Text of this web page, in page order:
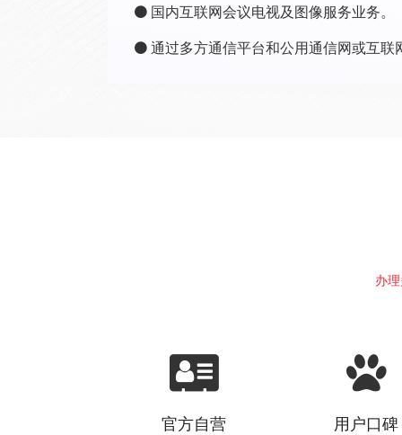
国内互联网会议电视及图像服务业务。
通过多方通信平台和公用通信网或互
办
官方自营 用户口碑